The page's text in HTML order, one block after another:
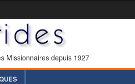
Missionnaires depuis 1927